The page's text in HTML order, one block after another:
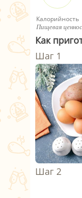
Калорийность
Пищевая
Как